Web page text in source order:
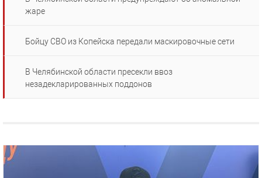
жаре
Бойцу СВО из Копейска передали маскировочные сети
В Челябинской области пресекли ввоз
незадекларированных поддонов